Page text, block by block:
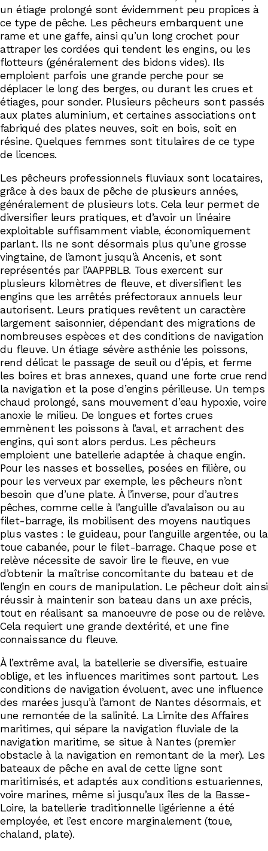
un étiage prolongé sont évidemment peu propices à
ce type de pêche. Les pêcheurs embarquent une
rame et une gaffe, ainsi qu’un long crochet pour
attraper les cordées qui tendent les engins, ou les
flotteurs (généralement des bidons vides). Ils
emploient parfois une grande perche pour se
déplacer le long des berges, ou durant les crues et
étiages, pour sonder. Plusieurs pêcheurs sont passés
aux plates aluminium, et certaines associations ont
fabriqué des plates neuves, soit en bois, soit en
résine. Quelques femmes sont titulaires de ce type
de licences.
Les pêcheurs professionnels fluviaux sont locataires,
grâce à des baux de pêche de plusieurs années,
généralement de plusieurs lots. Cela leur permet de
diversifier leurs pratiques, et d’avoir un linéaire
exploitable suffisamment viable, économiquement
parlant. Ils ne sont désormais plus qu’une grosse
vingtaine, de l’amont jusqu’à Ancenis, et sont
représentés par l’AAPPBLB. Tous exercent sur
plusieurs kilomètres de fleuve, et diversifient les
engins que les arrêtés préfectoraux annuels leur
autorisent. Leurs pratiques revêtent un caractère
largement saisonnier, dépendant des migrations de
nombreuses espèces et des conditions de navigation
du fleuve. Un étiage sévère asthénie les poissons,
rend délicat le passage de seuil ou d’épis, et ferme
les boires et bras annexes, quand une forte crue rend
la navigation et la pose d’engins périlleuse. Un temps
chaud prolongé, sans mouvement d’eau hypoxie, voire
anoxie le milieu. De longues et fortes crues
emmènent les poissons à l’aval, et arrachent des
engins, qui sont alors perdus. Les pêcheurs
emploient une batellerie adaptée à chaque engin.
Pour les nasses et bosselles, posées en filière, ou
pour les verveux par exemple, les pêcheurs n’ont
besoin que d’une plate. À l’inverse, pour d’autres
pêches, comme celle à l’anguille d’avalaison ou au
filet-barrage, ils mobilisent des moyens nautiques
plus vastes : le guideau, pour l’anguille argentée, ou la
toue cabanée, pour le filet-barrage. Chaque pose et
relève nécessite de savoir lire le fleuve, en vue
d’obtenir la maîtrise concomitante du bateau et de
l’engin en cours de manipulation. Le pêcheur doit ainsi
réussir à maintenir son bateau dans un axe précis,
tout en réalisant sa manoeuvre de pose ou de relève.
Cela requiert une grande dextérité, et une fine
connaissance du fleuve.
À l’extrême aval, la batellerie se diversifie, estuaire
oblige, et les influences maritimes sont partout. Les
conditions de navigation évoluent, avec une influence
des marées jusqu’à l’amont de Nantes désormais, et
une remontée de la salinité. La Limite des Affaires
maritimes, qui sépare la navigation fluviale de la
navigation maritime, se situe à Nantes (premier
obstacle à la navigation en remontant de la mer). Les
bateaux de pêche en aval de cette ligne sont
maritimisés, et adaptés aux conditions estuariennes,
voire marines, même si jusqu’aux îles de la Basse-
Loire, la batellerie traditionnelle ligérienne a été
employée, et l’est encore marginalement (toue,
chaland, plate).